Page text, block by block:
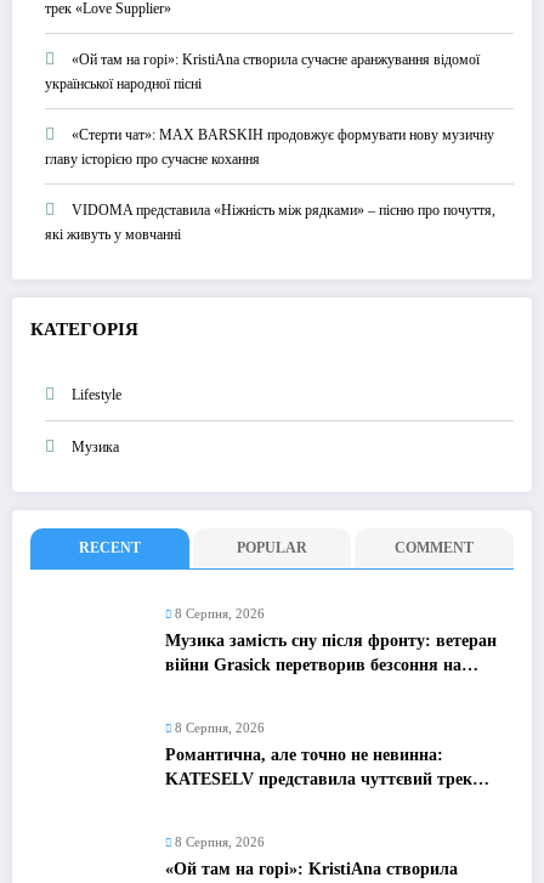
трек «Love Supplier»
«Ой там на горі»: KristiAna створила сучасне аранжування відомої
української народної пісні
«Стерти чат»: MAX BARSKIH продовжує формувати нову музичну
главу історією про сучасне кохання
VIDOMA представила «Ніжність між рядками» – пісню про почуття,
які живуть у мовчанні
КАТЕГОРІЯ
Lifestyle
Музика
RECENT POPULAR COMMENT
8 Серпня, 2026
Музика замість сну після фронту: ветеран
війни Grasick перетворив безсоння на
8 Серпня, 2026
Романтична, але точно не невинна:
KATESELV представила чуттєвий трек
8 Серпня, 2026
«Ой там на горі»: KristiAna створила